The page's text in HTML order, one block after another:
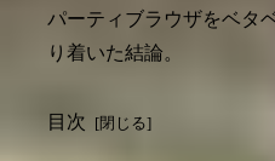
パーティブラウザをベタ
り着いた結論。
目次